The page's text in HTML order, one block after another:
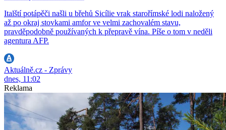
Italští potápěči našli u břehů Sicílie vrak starořímské lodi naložený
až po okraj stovkami amfor ve velmi zachovalém stavu,
pravděpodobně používaných k přepravě vína. Píše o tom v neděli
agentura AFP.
Aktuálně.cz - Zprávy
dnes, 11:02
Reklama